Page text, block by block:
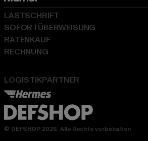
LOGISTIKPARTNER
LASTSCHRIFT
SOFORTÜBERWEISUNG
RATENKAUF
RECHNUNG
© DEFSHOP 2026. Alle Rechte vorbehalten